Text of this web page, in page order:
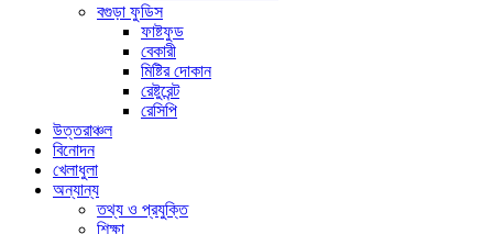
বগুড়া ফুডিস
ফাষ্টফুড
বেকারী
মিষ্টির দোকান
রেষ্টুরেন্ট
রেসিপি
উত্তরাঞ্চল
বিনোদন
খেলাধুলা
অন্যান্য
তথ্য ও প্রযুক্তি
শিক্ষা